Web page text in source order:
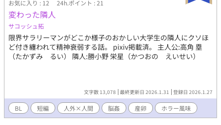
お気に入り : 12 24h.ポイント : 21
変わった隣人
サコッシュ拓
限界サラリーマンがどこか様子のおかしい大学生の隣人にクソほ
ど付き纏われて精神衰弱する話。 pixiv掲載済。 主人公:高角 塁
（たかずみ るい） 隣人:勝小野 栄星（かつおの えいせい）
文字数 13,078 最終更新日 2026.1.31 登録日 2026.1.27
BL 短編 人外×人間 脳姦 産卵 ホラー風味